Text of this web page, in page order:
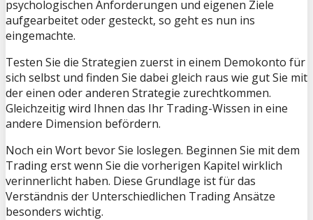
psychologischen Anforderungen und eigenen Ziele
aufgearbeitet oder gesteckt, so geht es nun ins
eingemachte.
Testen Sie die Strategien zuerst in einem Demokonto für
sich selbst und finden Sie dabei gleich raus wie gut Sie mit
der einen oder anderen Strategie zurechtkommen.
Gleichzeitig wird Ihnen das Ihr Trading-Wissen in eine
andere Dimension befördern.
Noch ein Wort bevor Sie loslegen. Beginnen Sie mit dem
Trading erst wenn Sie die vorherigen Kapitel wirklich
verinnerlicht haben. Diese Grundlage ist für das
Verständnis der Unterschiedlichen Trading Ansätze
besonders wichtig.